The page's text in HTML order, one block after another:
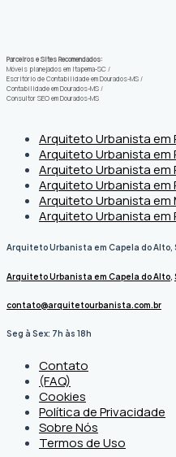
Parceiros e Sites Recomendados:
Móveis planejados em Itapema-SC /
Escritório de Contabilidade em Dourados-MS /
Contabilidade em Dourados-MS /
Consultor SEO em Dourados-MS
Arquiteto Urbanista em
Arquiteto Urbanista em
Arquiteto Urbanista em
Arquiteto Urbanista em
Arquiteto Urbanista em
Arquiteto Urbanista em
Arquiteto Urbanista em Capela do Alto,
Arquiteto Urbanista em Capela do Alto,
contato@arquitetourbanista.com.br
Seg à Sex: 7h às 18h
Contato
(FAQ)
Cookies
Política de Privacidade
Sobre Nós
Termos de Uso